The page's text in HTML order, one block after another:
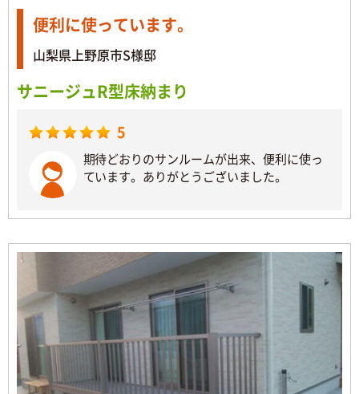
便利に使っています。
山梨県上野原市S様邸
サニージュR型床納まり
5
期待どおりのサンルームが出来、便利に使っ
ています。ありがとうございました。